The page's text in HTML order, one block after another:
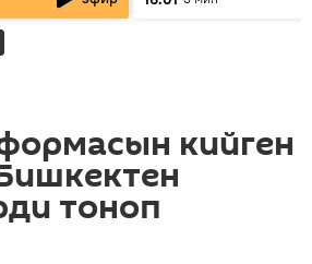
кийген
тоноп